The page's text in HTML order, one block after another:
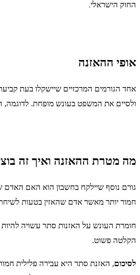
החוק הישראלי.
אופי ההאזנה
אחד הגורמים המרכזיים שיישקלו בעת
ולסיים את המשפט בעונש מופחת. לדוגמה,
מה מטרת ההאזנה ואיך זה
גורם נוסף שיילקח בחשבון הוא האם האדם
חמור יותר מאשר אדם שהאזין בטעות
חומרת העונש על האזנות סתר עשויה
הקלטה פשוט.
לסיכום, האזנת סתר היא עבירה פלילית